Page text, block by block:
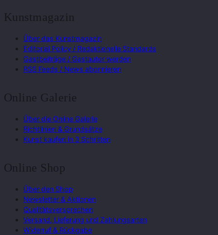
Kunstmagazin
Über das Kunstmagazin
Editorial Policy / Redaktionelle Standards
Gastbeiträge / Gastautor werden
RSS Feeds / News abonnieren
Online Galerie
Über die Online Galerie
Richtlinien & Grundsätze
Kunst kaufen in 3 Schritten
Online Shop
Über den Shop
Newsletter & Aktionen
Qualitätsversprechen
Versand, Lieferung und Zahlungsarten
Widerruf & Rückgabe